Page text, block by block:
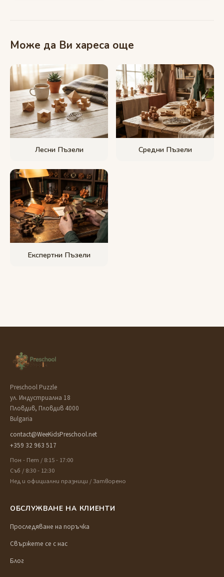
Може да Ви хареса още
Лесни Пъзели Средни Пъзели
Експертни Пъзели
Preschool Puzzle
ул. Индустриална 18
Пловдив, Пловдив 4000
Bulgaria
contact@WeeKidsPreschool.net
+359 32 963 517
Пон - Пет / 8:15 - 17:00
Съб / 8:30 - 12:30
Нед и официални празници / Затворено
ОБСЛУЖВАНЕ НА КЛИЕНТИ
Проследяване на поръчка
Свържете се с нас
Блог